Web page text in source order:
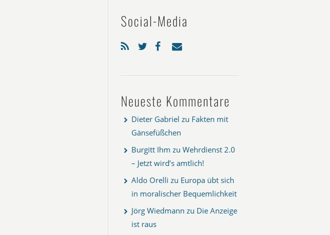
Social-Media
Neueste Kommentare
Dieter Gabriel zu Fakten mit
Gänsefüßchen
Burgitt Ihm zu Wehrdienst 2.0
– Jetzt wird’s amtlich!
Aldo Orelli zu Europa übt sich
in moralischer Bequemlichkeit
Jörg Wiedmann zu Die Anzeige
ist raus